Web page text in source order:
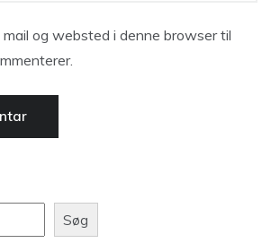
mail og websted i denne browser til
Søg